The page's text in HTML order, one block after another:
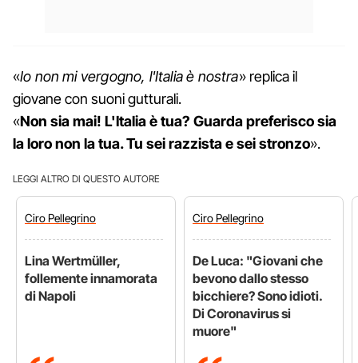
«Io non mi vergogno, l'Italia è nostra» replica il
giovane con suoni gutturali.
«Non sia mai! L'Italia è tua? Guarda preferisco sia
la loro non la tua.Tu sei razzista e sei stronzo».
LEGGI ALTRO DI QUESTO AUTORE
CiroPellegrino
Lina Wertmüller,
follemente innamorata
di Napoli
CiroPellegrino
De Luca: "Giovani che
bevono dallo stesso
bicchiere? Sono idioti.
Di Coronavirus si
muore"